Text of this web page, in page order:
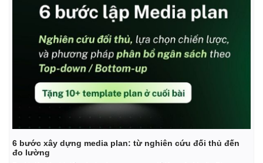
Thế giới
Quan sát
Cuộc sống đó đây
Multimedia
Video
E-Magazine
Infographic
6 bước xây dựng media plan: từ nghiên cứu đối thủ đến
đo lường